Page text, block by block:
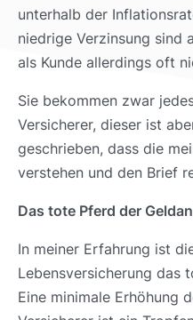
unterhalb der
niedrige Verzinsung sind
als Kunde allerdings oft
Sie bekommen zwar
Versicherer, dieser ist
geschrieben, dass die
verstehen und den Brief
Das tote Pferd der
In meiner Erfahrung ist
Lebensversicherung das
Eine minimale Erhöhung